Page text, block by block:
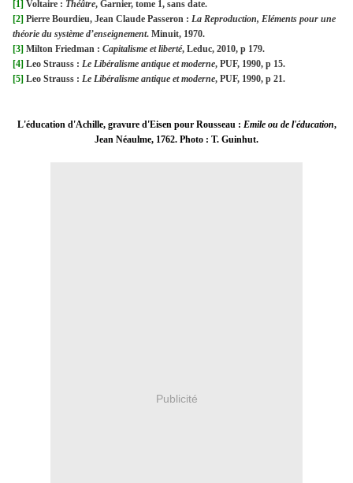
[1] Voltaire : Théâtre, Garnier, tome 1, sans date.
[2] Pierre Bourdieu, Jean Claude Passeron : La Reproduction, Eléments pour une
théorie du système d’enseignement. Minuit, 1970.
[3] Milton Friedman : Capitalisme et liberté, Leduc, 2010, p 179.
[4] Leo Strauss : Le Libéralisme antique et moderne, PUF, 1990, p 15.
[5] Leo Strauss : Le Libéralisme antique et moderne, PUF, 1990, p 21.
L'éducation d'Achille, gravure d'Eisen pour Rousseau : Emile ou de l'éducation,
Jean Néaulme, 1762. Photo : T. Guinhut.
Publicité